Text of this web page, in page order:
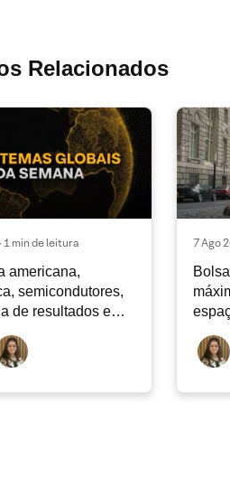
Relacionados
1 min de leitura
americana,
semicondutores,
de resultados e
semana
7 Ago